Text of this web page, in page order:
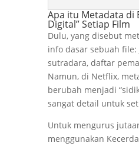
Apa itu Metadata di
Digital” Setiap Film
Dulu, yang disebut
info dasar sebuah
sutradara, daftar
Namun, di Netflix,
berubah menjadi
sangat detail untuk
Untuk mengurus
menggunakan